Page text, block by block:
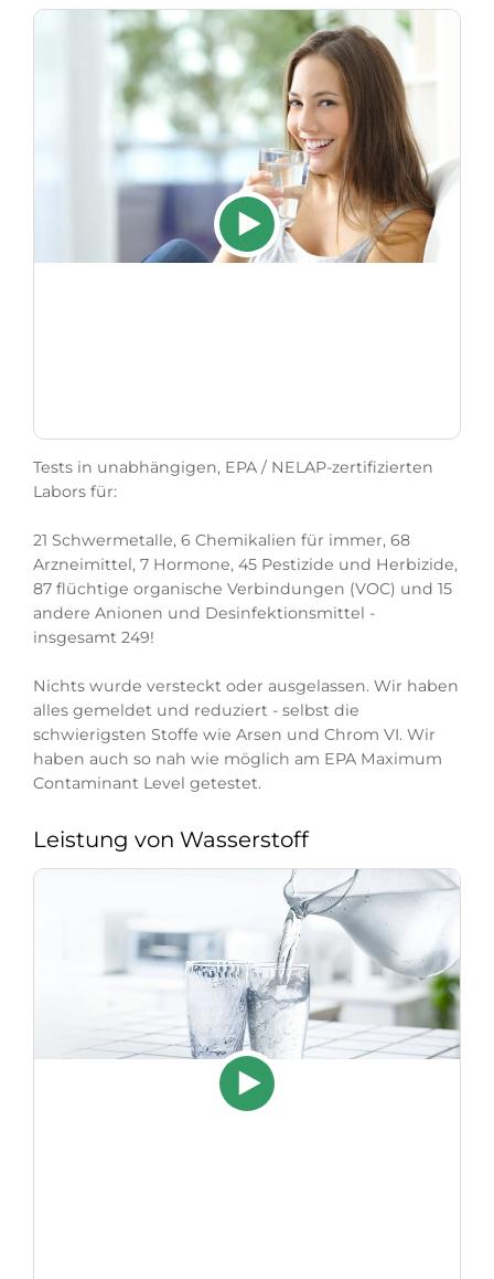
Tests in unabhängigen, EPA / NELAP-zertifizierten
Labors für:
21 Schwermetalle, 6 Chemikalien für immer, 68
Arzneimittel, 7 Hormone, 45 Pestizide und Herbizide,
87 flüchtige organische Verbindungen (VOC) und 15
andere Anionen und Desinfektionsmittel -
insgesamt 249!
Nichts wurde versteckt oder ausgelassen. Wir haben
alles gemeldet und reduziert - selbst die
schwierigsten Stoffe wie Arsen und Chrom VI. Wir
haben auch so nah wie möglich am EPA Maximum
Contaminant Level getestet.
Leistung von Wasserstoff